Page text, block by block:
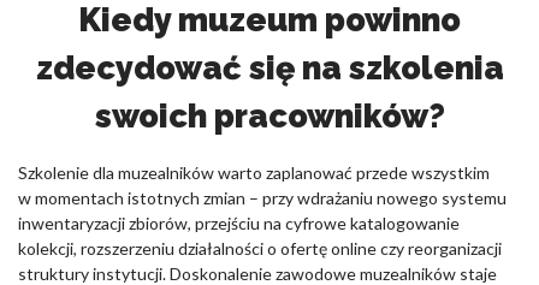
Kiedy muzeum powinno
zdecydować się na szkolenia
swoich pracowników?
Szkolenie dla muzealników warto zaplanować przede wszystkim
w momentach istotnych zmian – przy wdrażaniu nowego systemu
inwentaryzacji zbiorów, przejściu na cyfrowe katalogowanie
kolekcji, rozszerzeniu działalności o ofertę online czy reorganizacji
struktury instytucji. Doskonalenie zawodowe muzealników staje